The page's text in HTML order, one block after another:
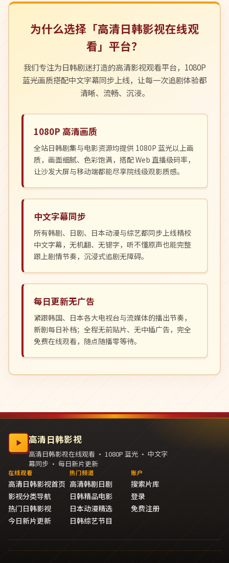
为什么选择「高清日韩影视在线观
看」平台？
我们专注为日韩剧迷打造的高清影视观看平台，1080P
蓝光画质搭配中文字幕同步上线，让每一次追剧体验都
清晰、流畅、沉浸。
1080P 高清画质
全站日韩剧集与电影资源均提供 1080P 蓝光以上画
质，画面细腻、色彩饱满，搭配 Web 直播级码率，
让沙发大屏与移动端都能尽享院线级观影质感。
中文字幕同步
所有韩剧、日剧、日本动漫与综艺都同步上线精校
中文字幕，无机翻、无错字，听不懂原声也能完整
跟上剧情节奏，沉浸式追剧无障碍。
每日更新无广告
紧跟韩国、日本各大电视台与流媒体的播出节奏，
新剧每日补档；全程无前贴片、无中插广告，完全
免费在线观看，随点随播零等待。
高清日韩影视
高清日韩影视在线观看 · 1080P 蓝光 · 中文字
幕同步 · 每日新片更新
在线观看
高清日韩影视首页
影视分类导航
热门日韩影视
今日新片更新
热门频道
高清韩剧日剧
日韩精品电影
日本动漫精选
日韩综艺节目
账户
搜索片库
登录
免费注册